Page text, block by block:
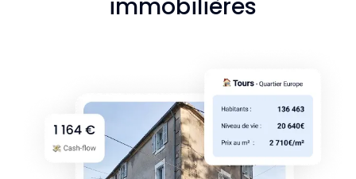
immobilières